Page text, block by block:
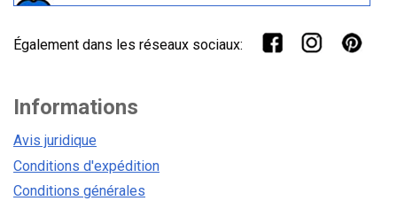
Également dans les réseaux sociaux:
Informations
Avis juridique
Conditions d'expédition
Conditions générales